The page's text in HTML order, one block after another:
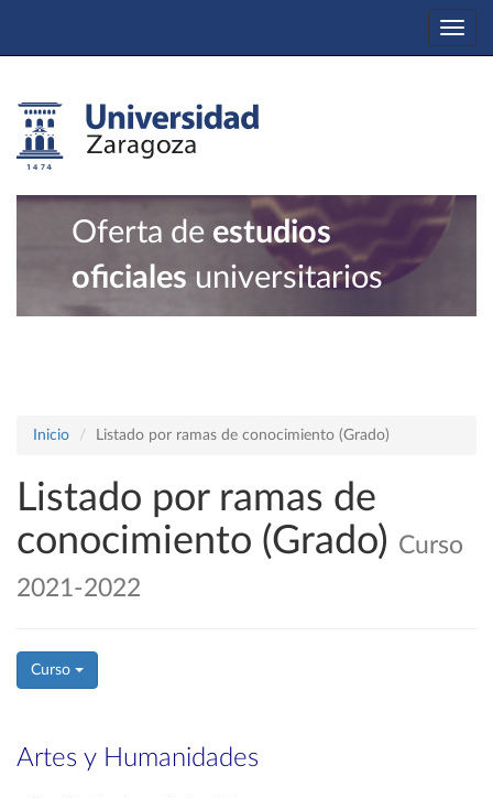
Oferta de estudios
oficiales universitarios
Inicio Listado por ramas de conocimiento (Grado)
Listado por ramas de
conocimiento (Grado) Curso
2021-2022
Curso
Artes y Humanidades